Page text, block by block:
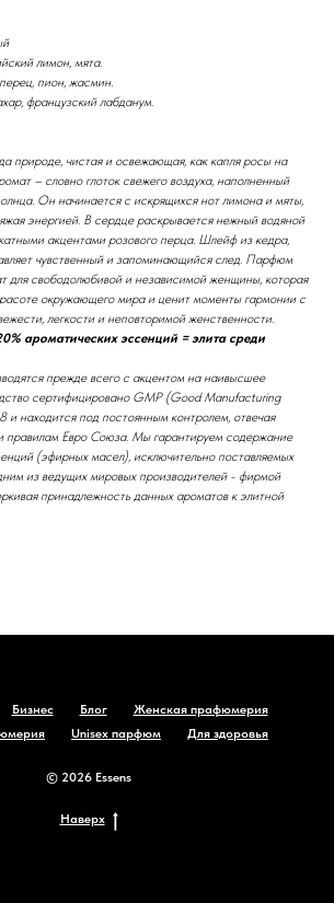
лимон, мята.
пион, жасмин.
французский лабданум.
природе, чистая и освежающая, как капля росы на
– словно глоток свежего воздуха, наполненный
Он начинается с искрящихся нот лимона и мяты,
энергией. В сердце раскрывается нежный водяной
акцентами розового перца. Шлейф из кедра,
чувственный и запоминающийся след. Парфюм
для свободолюбивой и независимой женщины, которая
окружающего мира и ценит моменты гармонии с
легкости и неповторимой женственности.
ароматических эссенций = элита среди
прежде всего с акцентом на наивысшее
сертифицировано GMP (Good Manufacturing
находится под постоянным контролем, отвечая
правилам Евро Союза. Мы гарантируем содержание
(эфирных масел), исключительно поставляемых
из ведущих мировых производителей - фирмой
принадлежность данных ароматов к элитной
Бизнес Блог
Женская прафюмерия
Unisex парфюм Для здоровья
© 2026 Essens
Наверх